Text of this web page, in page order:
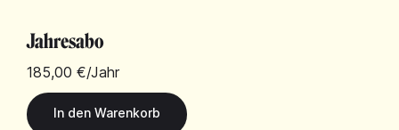
Jahresabo
185,00 €/Jahr